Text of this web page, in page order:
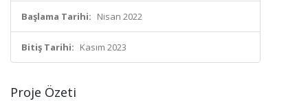
Başlama Tarihi: Nisan 2022
Bitiş Tarihi: Kasım 2023
Proje Özeti